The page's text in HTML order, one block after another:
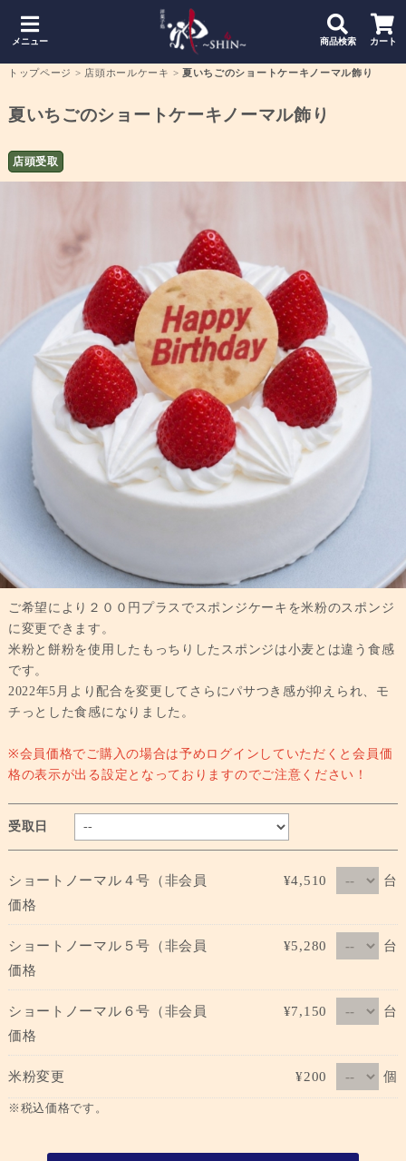
メニュー 商品検索 カート
トップページ > 店頭ホールケーキ > 夏いちごのショートケーキノーマル飾り
夏いちごのショートケーキノーマル飾り
店頭受取
ご希望により２００円プラスでスポンジケーキを米粉のスポンジ
に変更できます。
米粉と餅粉を使用したもっちりしたスポンジは小麦とは違う食感
です。
2022年5月より配合を変更してさらにパサつき感が抑えられ、モ
チっとした食感になりました。
※会員価格でご購入の場合は予めログインしていただくと会員価
格の表示が出る設定となっておりますのでご注意ください！
受取日
ショートノーマル４号（非会員
価格
¥4,510 台
ショートノーマル５号（非会員
価格
¥5,280 台
ショートノーマル６号（非会員
価格
¥7,150 台
米粉変更 ¥200 個
※税込価格です。